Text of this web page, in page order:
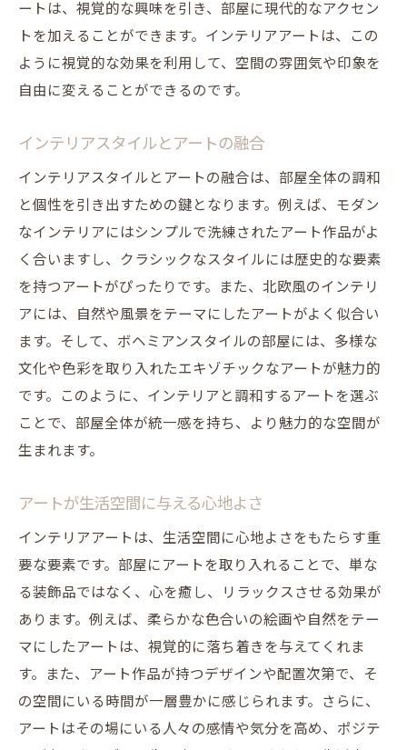
棚やニッチを活用したアートディスプレイ
アートギャラリー風のレイアウト
部屋の用途別に考えるアート配置
インテリア空間を魔法のように変えるアートの
ヒント
アートで季節感を演出する方法
複数のアートを組み合わせた空間づくり
アートフレームの選び方と配置
DIYアートで個性をプラス
アートイベントや展示会から学ぶ
インテリアアートでおしゃれな空間を実現する
方法
シンプル＆ミニマルアートの活用法
アートで作るおしゃれなリビングルーム
ベッドルームに取り入れるアートのポイン
ト
キッチンやダイニングを彩るアート
子供部屋に適したアート選び
ートは、視覚的な興味を引き、部屋に現代的なアクセン
トを加えることができます。インテリアアートは、この
ように視覚的な効果を利用して、空間の雰囲気や印象を
自由に変えることができるのです。
インテリアスタイルとアートの融合
インテリアスタイルとアートの融合は、部屋全体の調和
と個性を引き出すための鍵となります。例えば、モダン
なインテリアにはシンプルで洗練されたアート作品がよ
く合いますし、クラシックなスタイルには歴史的な要素
を持つアートがぴったりです。また、北欧風のインテリ
アには、自然や風景をテーマにしたアートがよく似合い
ます。そして、ボヘミアンスタイルの部屋には、多様な
文化や色彩を取り入れたエキゾチックなアートが魅力的
です。このように、インテリアと調和するアートを選ぶ
ことで、部屋全体が統一感を持ち、より魅力的な空間が
生まれます。
アートが生活空間に与える心地よさ
インテリアアートは、生活空間に心地よさをもたらす重
要な要素です。部屋にアートを取り入れることで、単な
る装飾品ではなく、心を癒し、リラックスさせる効果が
あります。例えば、柔らかな色合いの絵画や自然をテー
マにしたアートは、視覚的に落ち着きを与えてくれま
す。また、アート作品が持つデザインや配置次第で、そ
の空間にいる時間が一層豊かに感じられます。さらに、
アートはその場にいる人々の感情や気分を高め、ポジテ